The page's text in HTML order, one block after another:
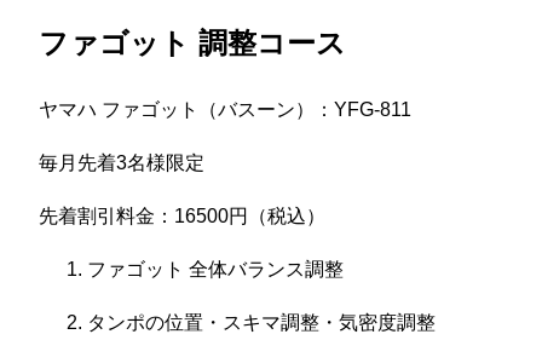
ファゴット 調整コース
ヤマハ ファゴット（バスーン）：YFG-811
毎月先着3名様限定
先着割引料金：16500円（税込）
ファゴット 全体バランス調整
タンポの位置・スキマ調整・気密度調整